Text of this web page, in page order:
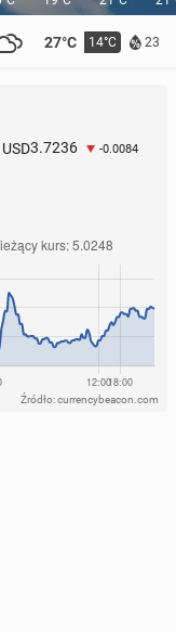
pro­mo­wa­ły
27°C 14°C 23
USD3.7236 -0.0084
Źródło: currencybeacon.com